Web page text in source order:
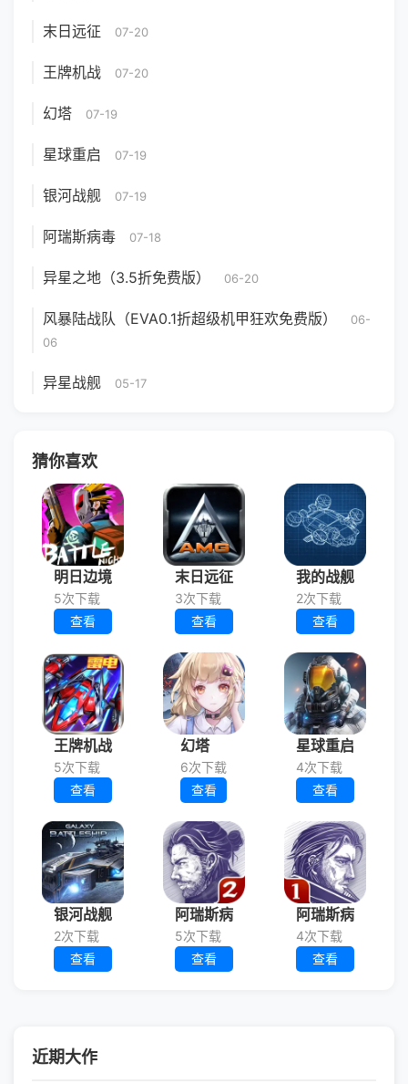
末日远征 07-20
王牌机战 07-20
幻塔 07-19
星球重启 07-19
银河战舰 07-19
阿瑞斯病毒 07-18
异星之地（3.5折免费版） 06-20
风暴陆战队（EVA0.1折超级机甲狂欢免费版）
06-
06
异星战舰 05-17
猜你喜欢
明日边境
5次下载
查看
末日远征
3次下载
查看
我的战舰
2次下载
查看
王牌机战
5次下载
查看
幻塔
6次下载
查看
星球重启
4次下载
查看
银河战舰
2次下载
查看
阿瑞斯病
5次下载
查看
阿瑞斯病
4次下载
查看
近期大作